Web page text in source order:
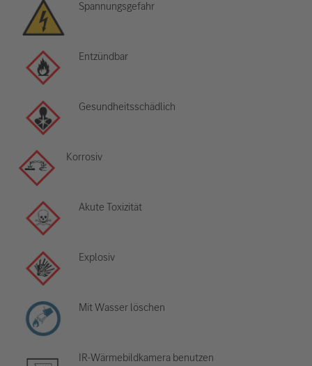
Spannungsgefahr
Entzündbar
Gesundheitsschädlich
Korrosiv
Akute Toxizität
Explosiv
Mit Wasser löschen
IR-Wärmebildkamera benutzen